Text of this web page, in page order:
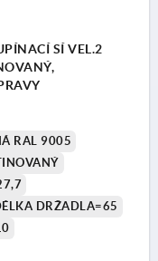
SÍ VEL.2
RAL 9005
DRŽADLA=65